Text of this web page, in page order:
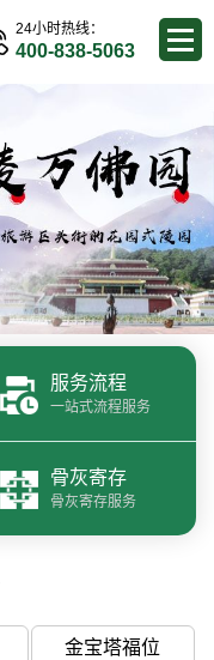
24小时热线：
400-838-5063
服务流程
一站式流程服务
骨灰寄存
骨灰寄存服务
金宝塔福位